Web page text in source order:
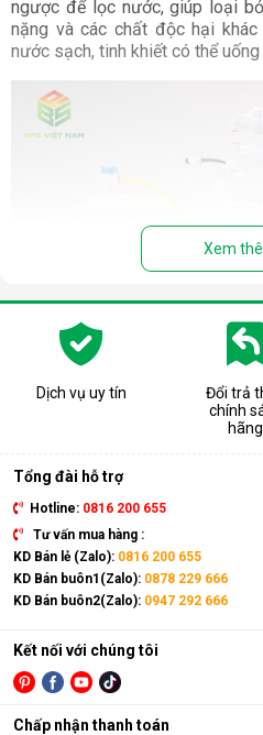
ngược để lọc nước, giúp loại
nặng và các chất độc hại
nước sạch, tinh khiết có thể
Cấu tạo và
Cấu tạo cơ bản của máy
hoạt tính...) giúp loại bỏ
clo dư…
Màng lọc RO: Là trái tim
nước tinh khiết đi qua, giữ
kim loại nặng, chất hóa học…
Xem
Dịch vụ uy tín
Đổi trả
chính
hãng
Tổng đài hỗ trợ
Hotline: 0816 200 655
Tư vấn mua hàng :
KD Bán lẻ (Zalo): 0816 200 655
KD Bán buôn1(Zalo): 0878 229 666
KD Bán buôn2(Zalo): 0947 292 666
Kết nối với chúng tôi
Chấp nhận thanh toán